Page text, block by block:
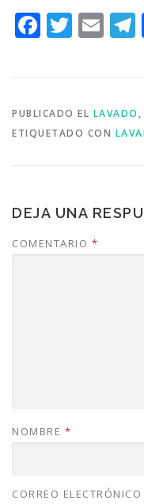
PUBLICADO EL LAVADO ,
ETIQUETADO CON
DEJA UNA
COMENTARIO *
NOMBRE *
CORREO ELECTRÓNICO